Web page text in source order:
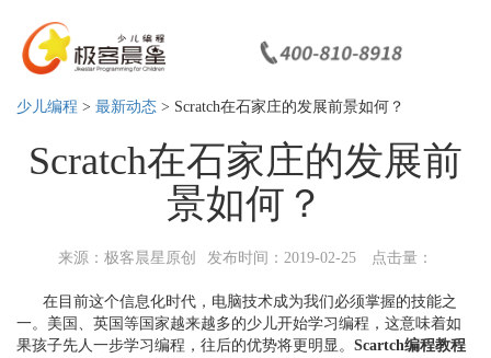
少儿编程 > 最新动态 > Scratch在石家庄的发展前景如何？
Scratch在石家庄的发展前
景如何？
来源：极客晨星原创 发布时间：2019-02-25 点击量：
在目前这个信息化时代，电脑技术成为我们必须掌握的技能之
一。美国、英国等国家越来越多的少儿开始学习编程，这意味着如
果孩子先人一步学习编程，往后的优势将更明显。 Scartch编程教程